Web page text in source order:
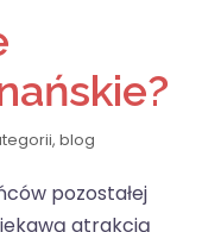
, blog
pozostałej
atrakcją